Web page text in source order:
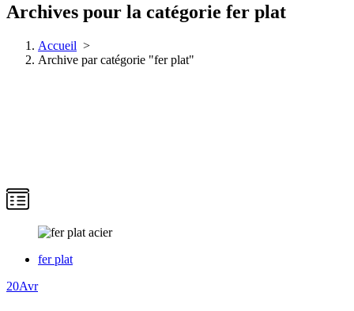
Archives pour la catégorie fer plat
Accueil >
Archive par catégorie "fer plat"
fer plat
20Avr